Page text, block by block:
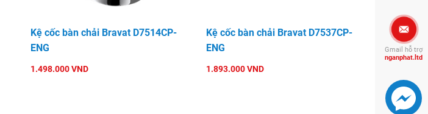
Kệ cốc bàn chải Bravat D7514CP-
ENG
1.498.000 VND
Kệ cốc bàn chải Bravat D7537CP-
ENG
1.893.000 VND
Gmail hỗ trợ
nganphat.ltd